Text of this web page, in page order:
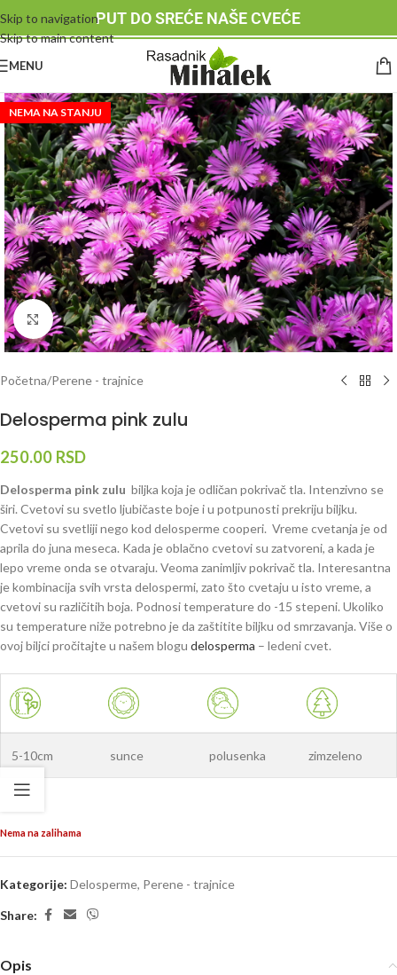
Skip to navigation
Skip to main content
PUT DO SREĆE NAŠE CVEĆE
MENU
NEMA NA STANJU
Klknite da uvećate
Početna/Perene - trajnice
Delosperma pink zulu
250.00 RSD
Delosperma pink zulu biljka koja je odličan pokrivač tla. Intenzivno se
širi. Cvetovi su svetlo ljubičaste boje i u potpunosti prekriju biljku.
Cvetovi su svetliji nego kod delosperme cooperi. Vreme cvetanja je od
aprila do juna meseca. Kada je oblačno cvetovi su zatvoreni, a kada je
lepo vreme onda se otvaraju. Veoma zanimljiv pokrivač tla. Interesantna
je kombinacija svih vrsta delospermi, zato što cvetaju u isto vreme, a
cvetovi su različitih boja. Podnosi temperature do -15 stepeni. Ukoliko
su temperature niže potrebno je da zaštitite biljku od smrzavanja. Više o
ovoj biljci pročitajte u našem blogu delosperma – ledeni cvet.
5-10cm sunce polusenka zimzeleno
Nema na zalihama
Kategorije: Delosperme, Perene - trajnice
Share:
Opis